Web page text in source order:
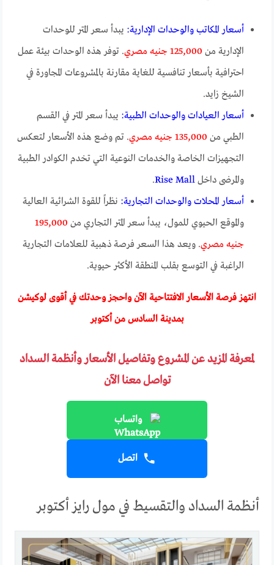
أسعار المكاتب والوحدات الإدارية: يبدأ سعر المتر للوحدات
الإدارية من 125,000 جنيه مصري
. توفر هذه الوحدات بيئة عمل
احترافية بأسعار تنافسية للغاية مقارنة بالمشروعات المجاورة في
الشيخ زايد.
أسعار العيادات والوحدات الطبية: يبدأ سعر المتر في القسم
الطبي من 135,000 جنيه مصري
. تم وضع هذه الأسعار لتعكس
التجهيزات الخاصة والخدمات النوعية التي تخدم الكوادر الطبية
والمرضى داخلRise Mall
.
أسعار المحلات والوحدات التجارية: نظراً للقوة الشرائية العالية
والموقع الحيوي للمول، يبدأ سعر المتر التجاري من 195,000
جنيه مصري. ويعد هذا السعر فرصة ذهبية للعلامات التجارية
الراغبة في التوسع بقلب المنطقة الأكثر حيوية.
انتهز فرصة الأسعار الافتتاحية الآن واحجز وحدتك في أقوى لوكيشن
بمدينة السادس من أكتوبر
لمعرفة المزيد عن المشروع وتفاصيل الأسعار وأنظمة السداد
تواصل معنا الآن
واتساب
اتصل
أنظمة السداد والتقسيط في مول رايز أكتوبر